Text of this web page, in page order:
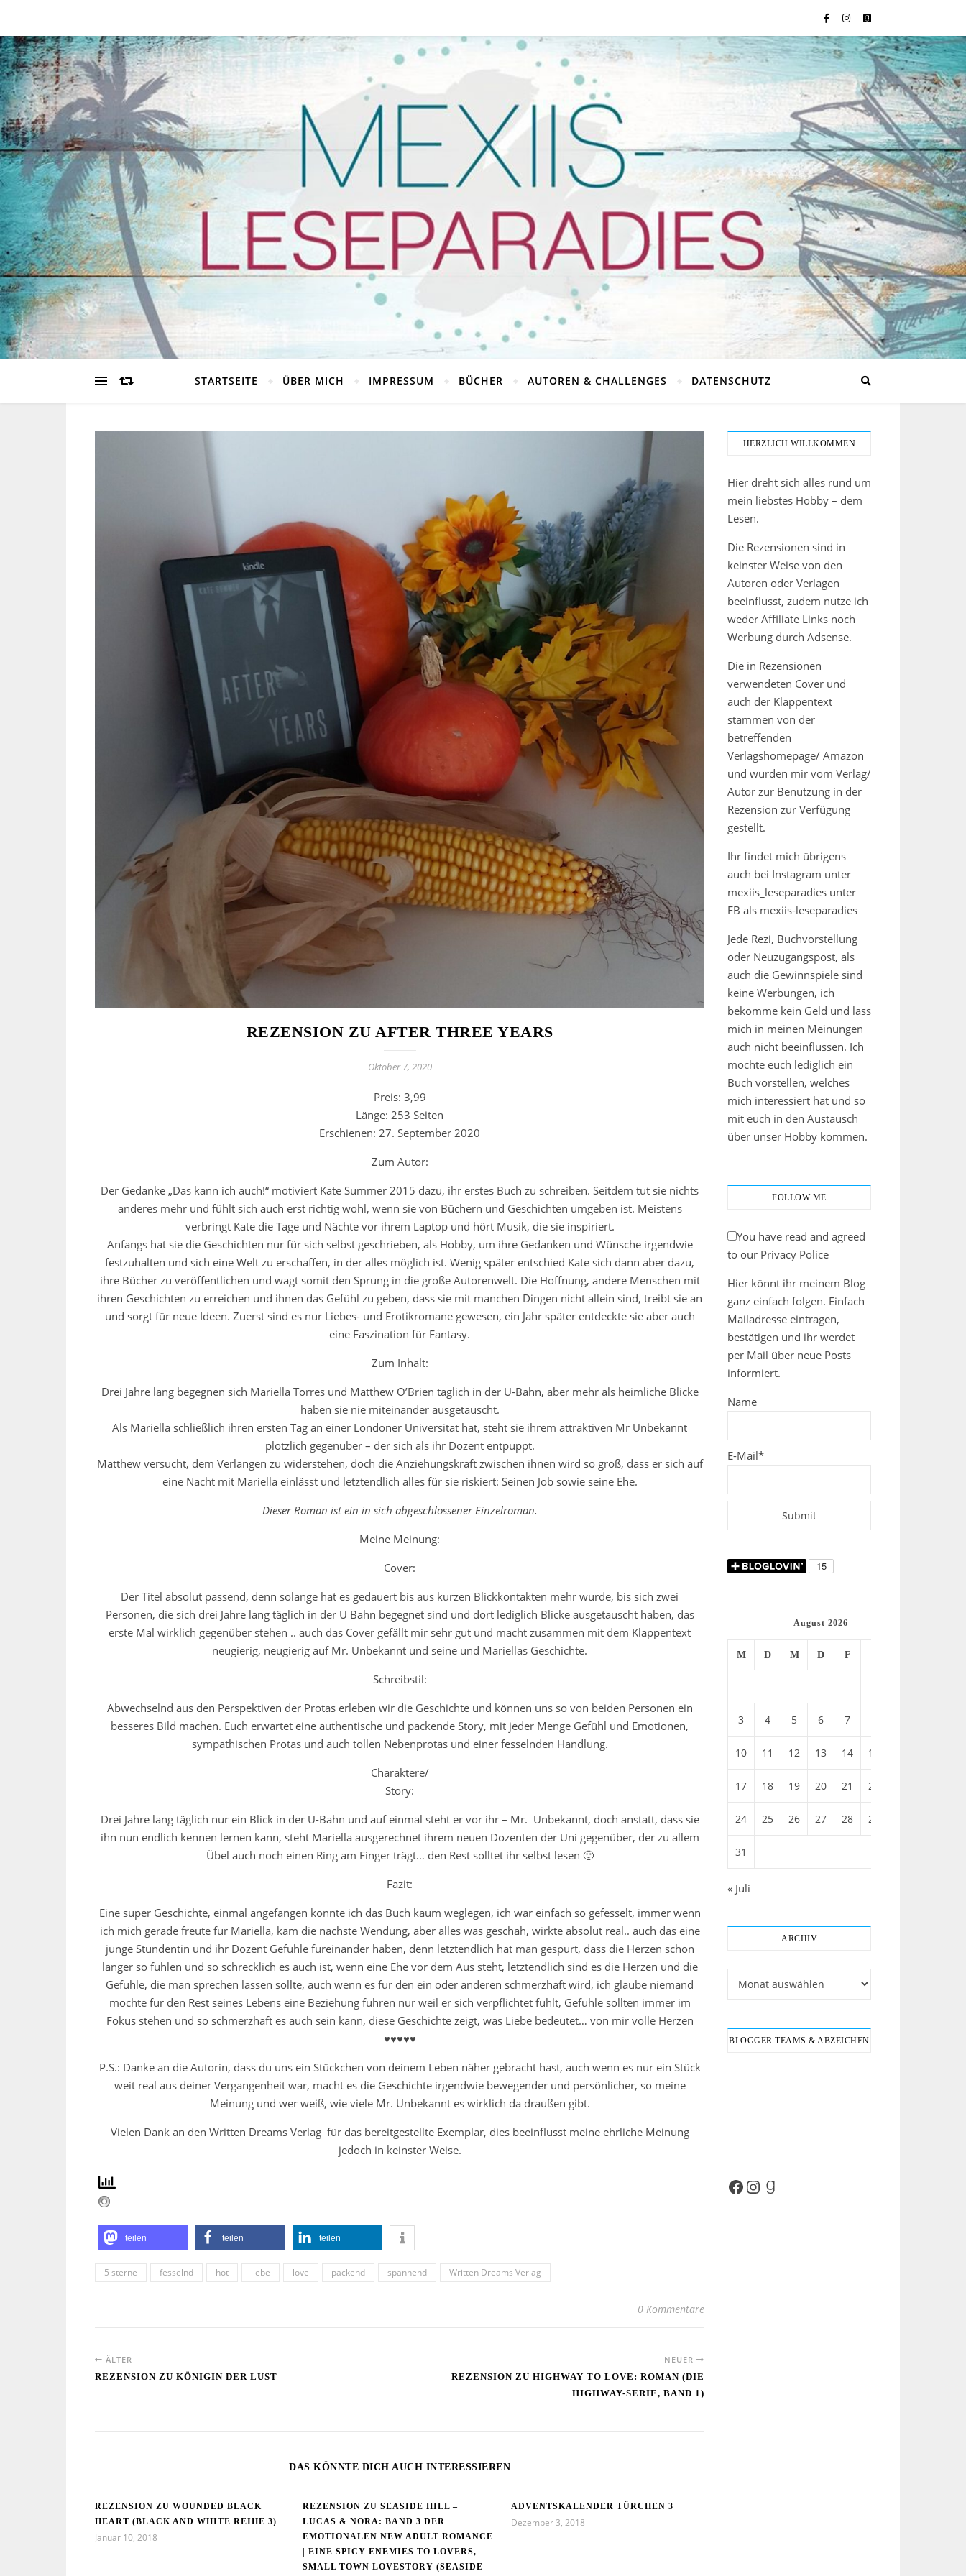
STARTSEITE ÜBER MICH IMPRESSUM BÜCHER AUTOREN & CHALLENGES DATENSCHUTZ
REZENSION ZU AFTER THREE YEARS
Oktober 7, 2020
Preis: 3,99
Länge: 253 Seiten
Erschienen: 27. September 2020
Zum Autor:
Der Gedanke „Das kann ich auch!“ motiviert Kate Summer 2015 dazu, ihr erstes Buch zu schreiben. Seitdem tut sie nichts
anderes mehr und fühlt sich auch erst richtig wohl, wenn sie von Büchern und Geschichten umgeben ist. Meistens
verbringt Kate die Tage und Nächte vor ihrem Laptop und hört Musik, die sie inspiriert.
Anfangs hat sie die Geschichten nur für sich selbst geschrieben, als Hobby, um ihre Gedanken und Wünsche irgendwie
festzuhalten und sich eine Welt zu erschaffen, in der alles möglich ist. Wenig später entschied Kate sich dann aber dazu,
ihre Bücher zu veröffentlichen und wagt somit den Sprung in die große Autorenwelt. Die Hoffnung, andere Menschen mit
ihren Geschichten zu erreichen und ihnen das Gefühl zu geben, dass sie mit manchen Dingen nicht allein sind, treibt sie an
und sorgt für neue Ideen. Zuerst sind es nur Liebes- und Erotikromane gewesen, ein Jahr später entdeckte sie aber auch
eine Faszination für Fantasy.
Zum Inhalt:
Drei Jahre lang begegnen sich Mariella Torres und Matthew O’Brien täglich in der U-Bahn, aber mehr als heimliche Blicke
haben sie nie miteinander ausgetauscht.
Als Mariella schließlich ihren ersten Tag an einer Londoner Universität hat, steht sie ihrem attraktiven Mr Unbekannt
plötzlich gegenüber – der sich als ihr Dozent entpuppt.
Matthew versucht, dem Verlangen zu widerstehen, doch die Anziehungskraft zwischen ihnen wird so groß, dass er sich auf
eine Nacht mit Mariella einlässt und letztendlich alles für sie riskiert: Seinen Job sowie seine Ehe.
Dieser Roman ist ein in sich abgeschlossener Einzelroman.
Meine Meinung:
Cover:
Der Titel absolut passend, denn solange hat es gedauert bis aus kurzen Blickkontakten mehr wurde, bis sich zwei
Personen, die sich drei Jahre lang täglich in der U Bahn begegnet sind und dort lediglich Blicke ausgetauscht haben, das
erste Mal wirklich gegenüber stehen .. auch das Cover gefällt mir sehr gut und macht zusammen mit dem Klappentext
neugierig, neugierig auf Mr. Unbekannt und seine und Mariellas Geschichte.
Schreibstil:
Abwechselnd aus den Perspektiven der Protas erleben wir die Geschichte und können uns so von beiden Personen ein
besseres Bild machen. Euch erwartet eine authentische und packende Story, mit jeder Menge Gefühl und Emotionen,
sympathischen Protas und auch tollen Nebenprotas und einer fesselnden Handlung.
Charaktere/
Story:
Drei Jahre lang täglich nur ein Blick in der U-Bahn und auf einmal steht er vor ihr – Mr. Unbekannt, doch anstatt, dass sie
ihn nun endlich kennen lernen kann, steht Mariella ausgerechnet ihrem neuen Dozenten der Uni gegenüber, der zu allem
Übel auch noch einen Ring am Finger trägt… den Rest solltet ihr selbst lesen 🙂
Fazit:
Eine super Geschichte, einmal angefangen konnte ich das Buch kaum weglegen, ich war einfach so gefesselt, immer wenn
ich mich gerade freute für Mariella, kam die nächste Wendung, aber alles was geschah, wirkte absolut real.. auch das eine
junge Stundentin und ihr Dozent Gefühle füreinander haben, denn letztendlich hat man gespürt, dass die Herzen schon
länger so fühlen und so schrecklich es auch ist, wenn eine Ehe vor dem Aus steht, letztendlich sind es die Herzen und die
Gefühle, die man sprechen lassen sollte, auch wenn es für den ein oder anderen schmerzhaft wird, ich glaube niemand
möchte für den Rest seines Lebens eine Beziehung führen nur weil er sich verpflichtet fühlt, Gefühle sollten immer im
Fokus stehen und so schmerzhaft es auch sein kann, diese Geschichte zeigt, was Liebe bedeutet… von mir volle Herzen
♥♥♥♥♥
P.S.: Danke an die Autorin, dass du uns ein Stückchen von deinem Leben näher gebracht hast, auch wenn es nur ein Stück
weit real aus deiner Vergangenheit war, macht es die Geschichte irgendwie bewegender und persönlicher, so meine
Meinung und wer weiß, wie viele Mr. Unbekannt es wirklich da draußen gibt.
Vielen Dank an den Written Dreams Verlag für das bereitgestellte Exemplar, dies beeinflusst meine ehrliche Meinung
jedoch in keinster Weise.
teilen teilen teilen
5 sterne fesselnd hot liebe love packend spannend Written Dreams Verlag
0 Kommentare
ÄLTER
REZENSION ZU KÖNIGIN DER LUST
NEUER
REZENSION ZU HIGHWAY TO LOVE: ROMAN (DIE
HIGHWAY-SERIE, BAND 1)
DAS KÖNNTE DICH AUCH INTERESSIEREN
REZENSION ZU WOUNDED BLACK
HEART (BLACK AND WHITE REIHE 3)
Januar 10, 2018
REZENSION ZU SEASIDE HILL –
LUCAS & NORA: BAND 3 DER
EMOTIONALEN NEW ADULT ROMANCE
| EINE SPICY ENEMIES TO LOVERS,
SMALL TOWN LOVESTORY (SEASIDE
ADVENTSKALENDER TÜRCHEN 3
Dezember 3, 2018
HERZLICH WILLKOMMEN
Hier dreht sich alles rund um
mein liebstes Hobby – dem
Lesen.
Die Rezensionen sind in
keinster Weise von den
Autoren oder Verlagen
beeinflusst, zudem nutze ich
weder Affiliate Links noch
Werbung durch Adsense.
Die in Rezensionen
verwendeten Cover und
auch der Klappentext
stammen von der
betreffenden
Verlagshomepage/ Amazon
und wurden mir vom Verlag/
Autor zur Benutzung in der
Rezension zur Verfügung
gestellt.
Ihr findet mich übrigens
auch bei Instagram unter
mexiis_leseparadies unter
FB als mexiis-leseparadies
Jede Rezi, Buchvorstellung
oder Neuzugangspost, als
auch die Gewinnspiele sind
keine Werbungen, ich
bekomme kein Geld und lass
mich in meinen Meinungen
auch nicht beeinflussen. Ich
möchte euch lediglich ein
Buch vorstellen, welches
mich interessiert hat und so
mit euch in den Austausch
über unser Hobby kommen.
FOLLOW ME
You have read and agreed
to our Privacy Police
Hier könnt ihr meinem Blog
ganz einfach folgen. Einfach
Mailadresse eintragen,
bestätigen und ihr werdet
per Mail über neue Posts
informiert.
Name
E-Mail*
August 2026
M D M D F
3 4 5 6 7
10 11 12 13 14 15
17 18 19 20 21 22
24 25 26 27 28 29
31
« Juli
ARCHIV
BLOGGER TEAMS & ABZEICHEN
Facebook
Instagram
Goodreads